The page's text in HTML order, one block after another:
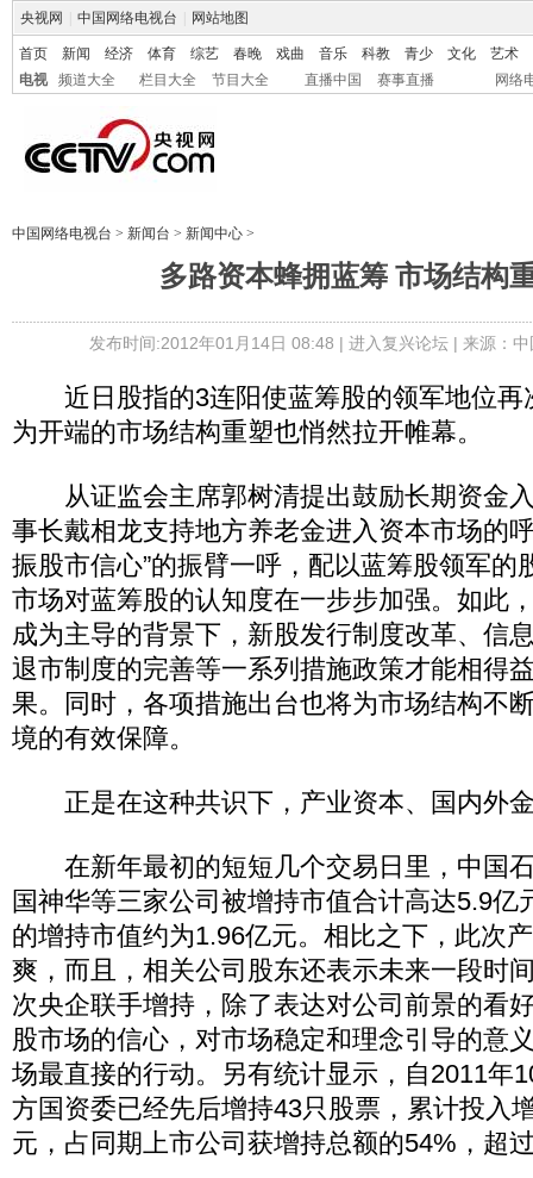
央视网 中国网络电视台 网站地图
首页 新闻 经济 体育 综艺 春晚 戏曲 音乐 科教 青少 文化
艺术
电视
频道大全 栏目大全 节目大全 直播中国 赛事直播 网络
中国网络电视台 > 新闻台 > 新闻中心 >
多路资本蜂拥蓝筹 市场结构
发布时间:2012年01月14日 08:48 | 进入复兴论坛| 来源：
近日股指的3连阳使蓝筹股的领军地位再
为开端的市场结构重塑也悄然拉开帷幕。
从证监会主席郭树清提出鼓励长期资金
事长戴相龙支持地方养老金进入资本市场的
振股市信心”的振臂一呼，配以蓝筹股领军的
市场对蓝筹股的认知度在一步步加强。如此
成为主导的背景下，新股发行制度改革、信
退市制度的完善等一系列措施政策才能相得
果。同时，各项措施出台也将为市场结构不
境的有效保障。
正是在这种共识下，产业资本、国内外
在新年最初的短短几个交易日里，中国
国神华等三家公司被增持市值合计高达5.9亿
的增持市值约为1.96亿元。相比之下，此次
爽，而且，相关公司股东还表示未来一段时
次央企联手增持，除了表达对公司前景的看
股市场的信心，对市场稳定和理念引导的意
场最直接的行动。另有统计显示，自2011年
方国资委已经先后增持43只股票，累计投入
元，占同期上市公司获增持总额的54%，超